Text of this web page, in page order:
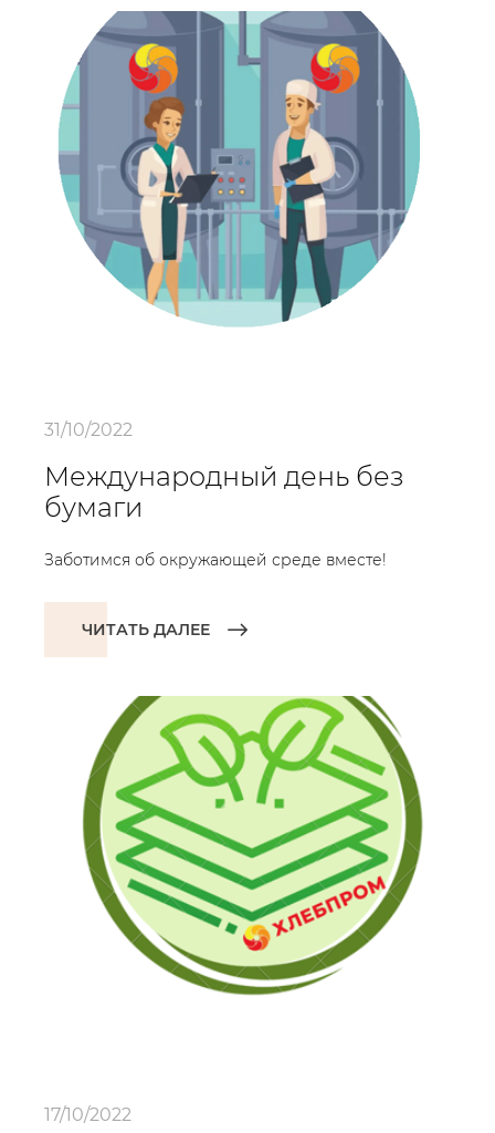
31/10/2022
Международный день без
бумаги
Заботимся об окружающей среде вместе!
ЧИТАТЬ ДАЛЕЕ
17/10/2022